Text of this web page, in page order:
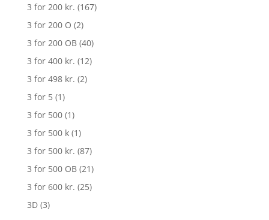
3 for 200 kr. (167)
3 for 200 O (2)
3 for 200 OB (40)
3 for 400 kr. (12)
3 for 498 kr. (2)
3 for 5 (1)
3 for 500 (1)
3 for 500 k (1)
3 for 500 kr. (87)
3 for 500 OB (21)
3 for 600 kr. (25)
3D (3)